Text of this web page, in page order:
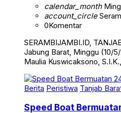
calendar_month
account_circle
0Komentar
SERAMBIJAMBI.ID,
Jabung Barat, Minggu (10/
Maulia Kuswicaksono,
Berita Peristiwa Tanjab
Speed Boat